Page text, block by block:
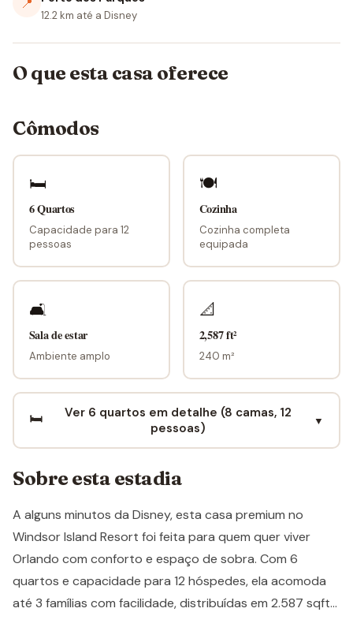
12.2 km até a Disney
O que esta casa oferece
Cômodos
🛏
6 Quartos
Capacidade para 12
pessoas
🍽
Cozinha
Cozinha completa
equipada
🛋
Sala de estar
Ambiente amplo
📐
2,587 ft²
240 m²
🛏️
Ver 6 quartos em detalhe (8 camas, 12
pessoas)
▼
Sobre esta estadia
A alguns minutos da Disney, esta casa premium no
Windsor Island Resort foi feita para quem quer viver
Orlando com conforto e espaço de sobra. Com 6
quartos e capacidade para 12 hóspedes, ela acomoda
até 3 famílias com facilidade, distribuídas em 2.587 sqft